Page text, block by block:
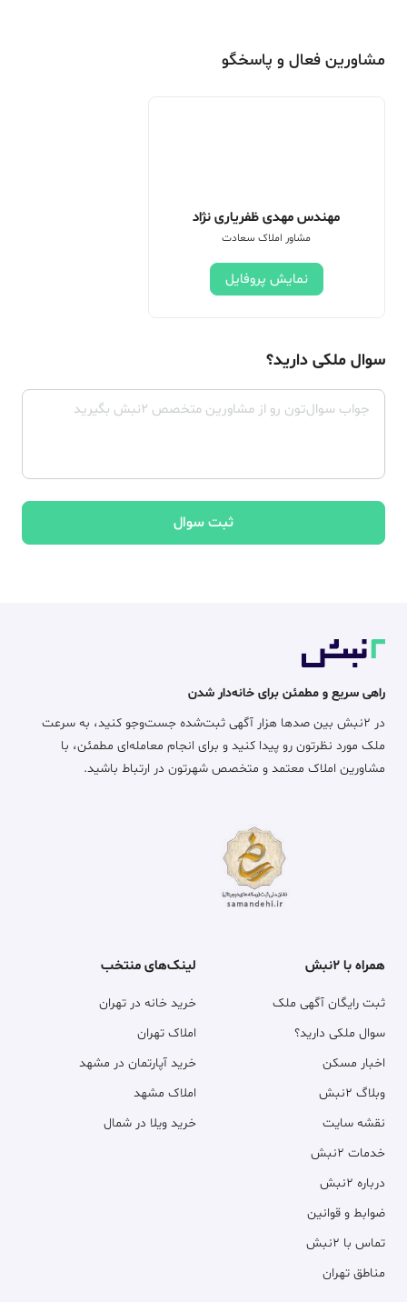
مشاورین فعال و پاسخگو
مهندس مهدی ظفریاری نژاد
مشاور املاک سعادت
نمایش پروفایل
سوال ملکی دارید؟
ثبت سوال
راهی سریع و مطمئن برای خانه‌دار شدن
در ۲نبش بین صدها هزار آگهی ثبت‌شده جست‌وجو کنید، به سرعت
ملک مورد نظرتون رو پیدا کنید و برای انجام معامله‌ای مطمئن، با
مشاورین املاک معتمد و متخصص شهرتون در ارتباط باشید.
همراه با ۲نبش
ثبت رایگان آگهی ملک
سوال ملکی دارید؟
اخبار مسکن
وبلاگ ۲نبش
نقشه سایت
خدمات ۲نبش
درباره ۲نبش
ضوابط و قوانین
تماس با ۲نبش
مناطق تهران
لینک‌های منتخب
خرید خانه در تهران
املاک تهران
خرید آپارتمان در مشهد
املاک مشهد
خرید ویلا در شمال